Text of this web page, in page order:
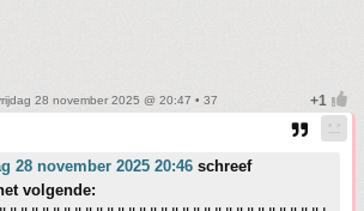
28 november 2025 @ 20:47 • 37
28 november 2025 20:46 schreef
volgende: